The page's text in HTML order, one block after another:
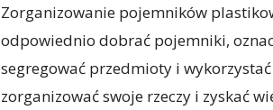
Zorganizowanie pojemników
odpowiednio dobrać pojemniki,
segregować przedmioty i
zorganizować swoje rzeczy i zyskać